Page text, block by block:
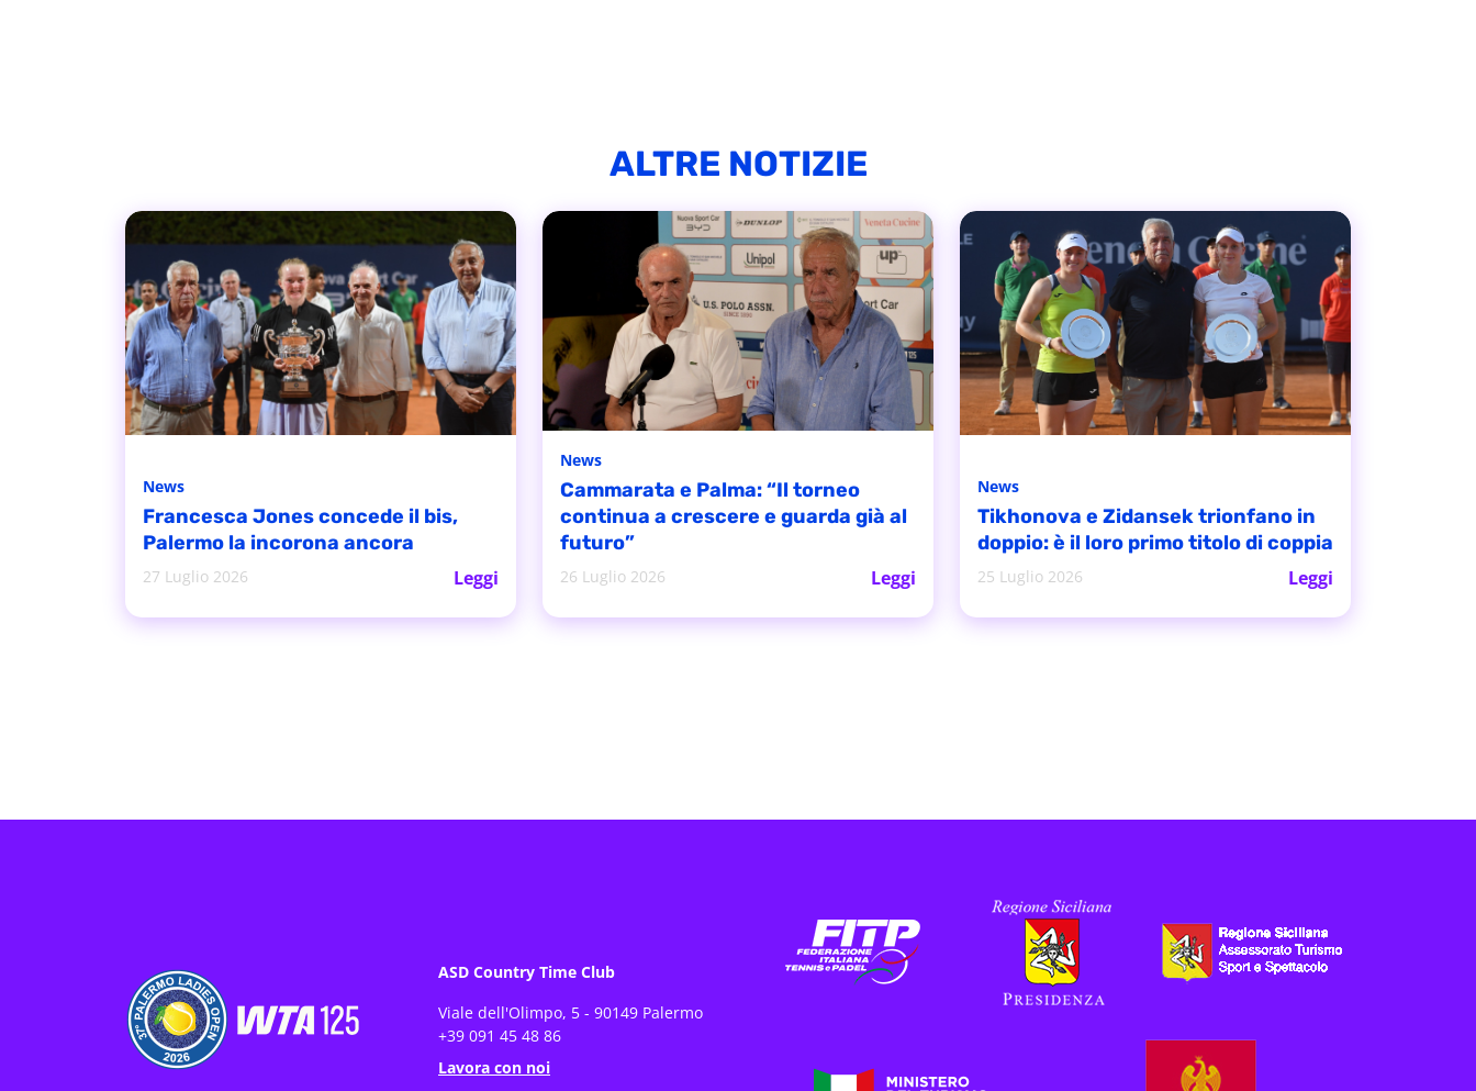
ALTRE NOTIZIE
News
Francesca Jones concede il bis,
Palermo la incorona ancora
27 Luglio 2026 Leggi
News
Cammarata e Palma: “Il torneo
continua a crescere e guarda già al
futuro”
26 Luglio 2026 Leggi
News
Tikhonova e Zidansek trionfano in
doppio: è il loro primo titolo di coppia
25 Luglio 2026 Leggi
ASD Country Time Club
Viale dell'Olimpo, 5 - 90149 Palermo
+39 091 45 48 86
Lavora con noi